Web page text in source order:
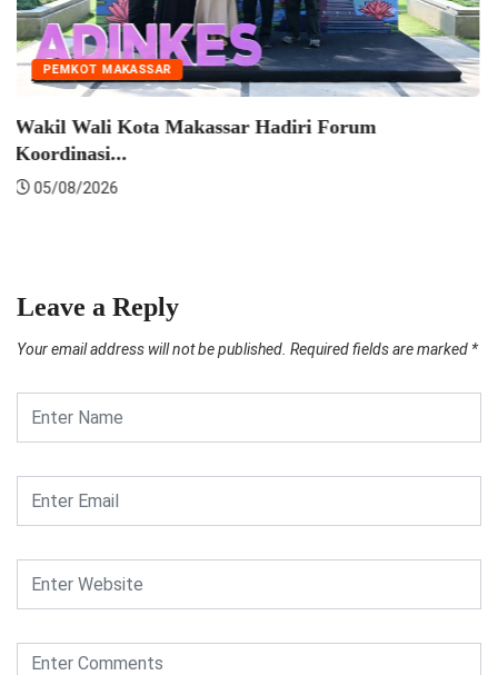
Makassar Hadiri Forum
PEMKOT
Munafri Bekali
Leave a Reply
Your email address will not be published. Required fields are marked *